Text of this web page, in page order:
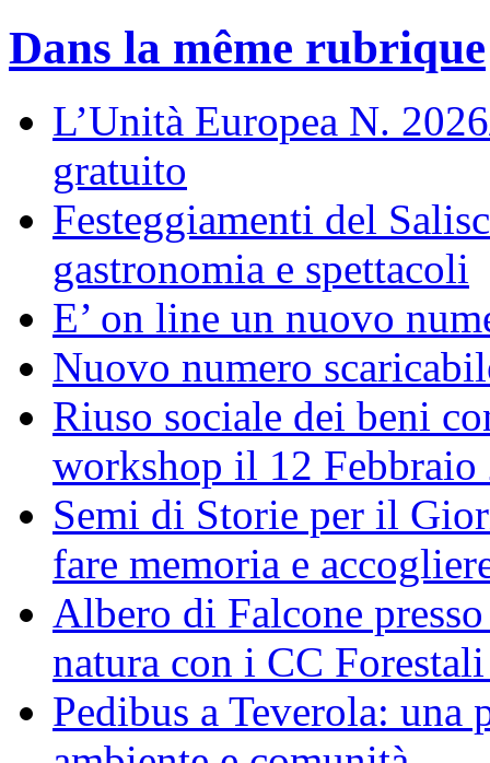
Dans la même rubrique
L’Unità Europea N.
gratuito
Festeggiamenti del
gastronomia e spettacoli
E’ on line un nuovo
Nuovo numero
Riuso sociale dei beni
workshop il 12 Febbraio
Semi di Storie per il
fare memoria e
Albero di Falcone
natura con i CC
Pedibus a Teverola: una